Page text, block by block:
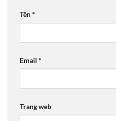
Tên*
Email *
Trang web